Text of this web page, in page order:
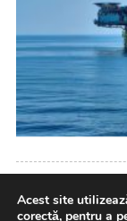
Acest site
corectă, pentru a